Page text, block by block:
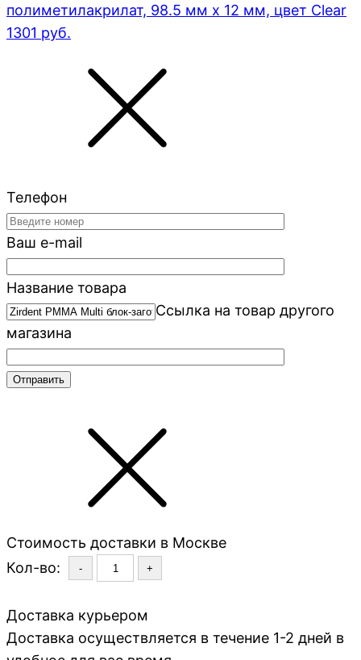
полиметилакрилат, 98.5 мм x 12 мм, цвет Clear
1301 руб.
Телефон
Ваш e-mail
Название товара
Ссылка на товар другого
магазина
Стоимость доставки в Москве
Кол-во:
- +
Доставка курьером
Доставка осуществляется в течение 1-2 дней в